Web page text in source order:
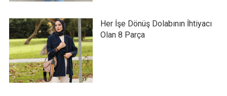
Her İşe Dönüş Dolabının İhtiyacı
Olan 8 Parça